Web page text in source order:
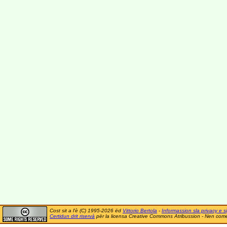
Cost sit a l'è (C) 1995-2026 ëd Vittorio Bertola - Informassion sla privacy e
Certidun drit riservà për la licensa Creative Commons Atribussion - Nen